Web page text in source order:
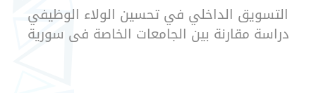
التسويق الداخلي في تحسين الولاء الوظيفي
دراسة مقارنة بين الجامعات الخاصة في سورية